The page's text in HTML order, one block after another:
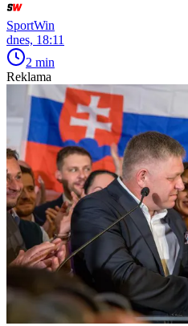
SportWin
dnes, 18:11
2 min
Reklama